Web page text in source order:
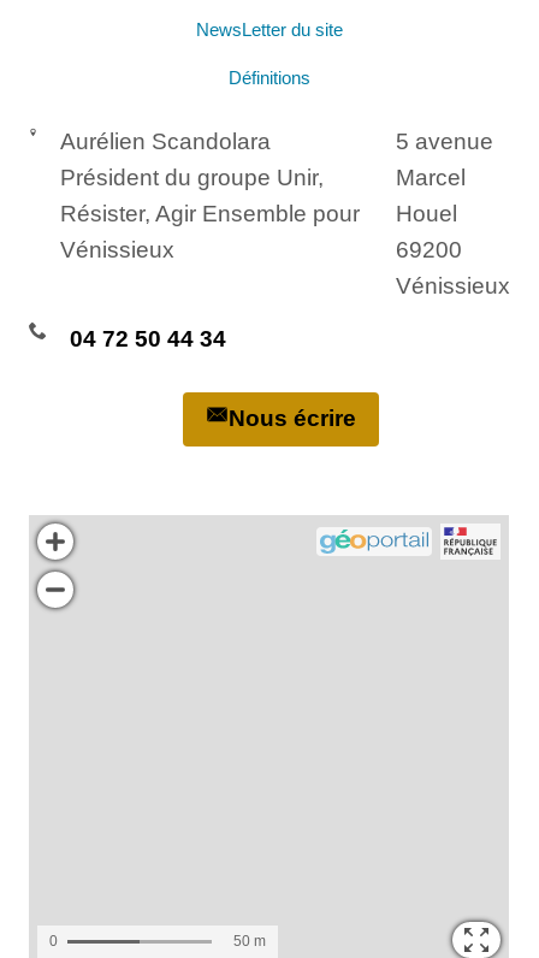
NewsLetter du site
Définitions
Aurélien Scandolara
Président du groupe Unir,
Résister, Agir Ensemble pour
Vénissieux
5 avenue
Marcel
Houel
69200
Vénissieux
04 72 50 44 34
Nous écrire